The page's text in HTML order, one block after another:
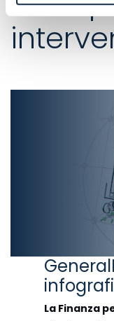
La Finanza